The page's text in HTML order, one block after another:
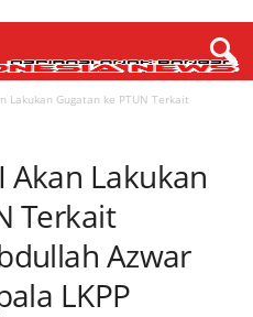
Lakukan Gugatan ke PTUN Terkait
Akan Lakukan
Terkait
Azwar
LKPP